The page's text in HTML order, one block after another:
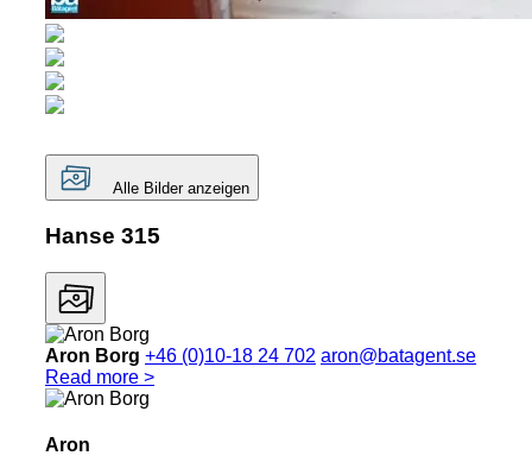
Alle Bilder anzeigen
Hanse 315
Aron Borg +46 (0)10-18 24 702 aron@batagent.se
Read more >
Aron